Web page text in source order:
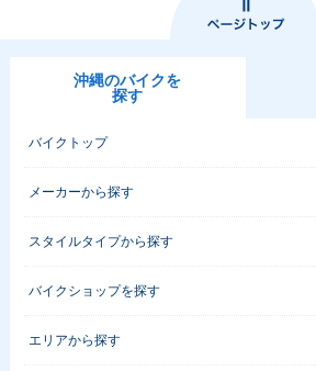
沖縄のバイクを
探す
バイクトップ
メーカーから探す
スタイルタイプから探す
バイクショップを探す
エリアから探す